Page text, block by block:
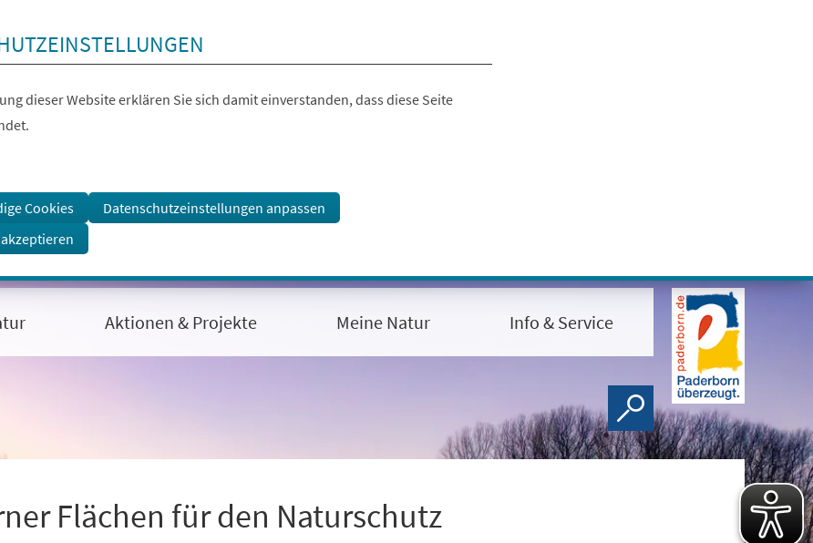
dieser Website erklären Sie sich damit einverstanden, dass diese Seite
Cookies
Datenschutzeinstellungen anpassen
Aktionen & Projekte Meine Natur Info & Service
Flächen für den Naturschutz